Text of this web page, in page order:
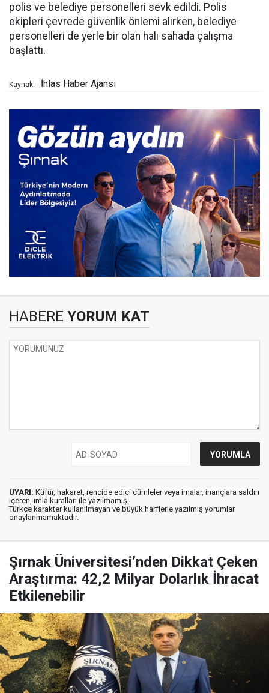
polis ve belediye personelleri sevk edildi. Polis
ekipleri çevrede güvenlik önlemi alırken, belediye
personelleri de yerle bir olan halı sahada çalışma
başlattı.
Kaynak: İhlas Haber Ajansı
HABERE YORUM KAT
UYARI: Küfür, hakaret, rencide edici cümleler veya imalar, inançlara saldırı
içeren, imla kuralları ile yazılmamış,
Türkçe karakter kullanılmayan ve büyük harflerle yazılmış yorumlar
onaylanmamaktadır.
Şırnak Üniversitesi’nden Dikkat Çeken
Araştırma: 42,2 Milyar Dolarlık İhracat
Etkilenebilir